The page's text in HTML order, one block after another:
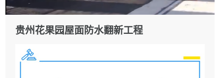
贵州花果园屋面防水翻新工程